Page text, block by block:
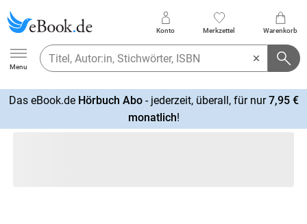
Ebook.de
Menu
Konto Merkzettel Warenkorb
Das eBook.de Hörbuch Abo- jederzeit, überall, für nur7,95 €
monatlich!